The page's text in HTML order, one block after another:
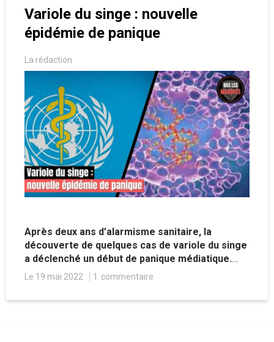
Variole du singe : nouvelle
épidémie de panique
La rédaction
Après deux ans d’alarmisme sanitaire, la
découverte de quelques cas de variole du singe
a déclenché un début de panique médiatique.
Mais sur le papier, rien ne justifie à ce jour cet
Le 19 mai 2022 1 commentaire